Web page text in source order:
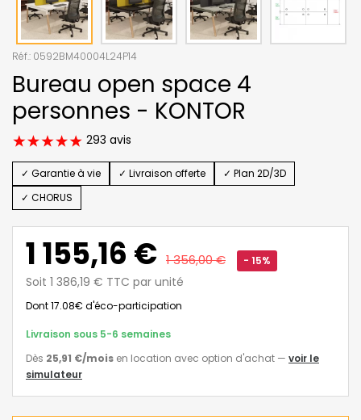
Réf.: 0592BM40004L24P14
Bureau open space 4
personnes - KONTOR
293 avis
✓ Garantie à vie ✓ Livraison offerte
✓ Plan 2D/3D
✓ CHORUS
1 155,16 € 1 356,00 € - 15%
Soit 1 386,19 € TTC par unité
Dont 17.08€ d'éco-participation
Livraison sous 5-6 semaines
Dès 25,91 €/mois en location avec option d'achat — voir le
simulateur